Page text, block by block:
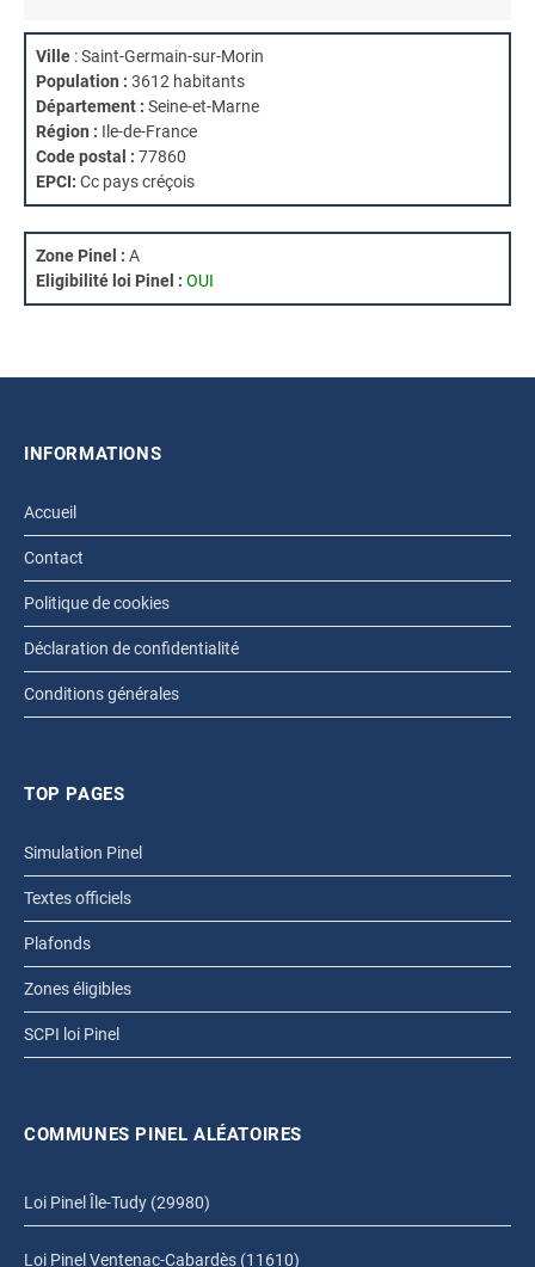
Ville : Saint-Germain-sur-Morin
Population : 3612 habitants
Département : Seine-et-Marne
Région : Ile-de-France
Code postal : 77860
EPCI: Cc pays créçois
Zone Pinel : A
Eligibilité loi Pinel : OUI
INFORMATIONS
Accueil
Contact
Politique de cookies
Déclaration de confidentialité
Conditions générales
TOP PAGES
Simulation Pinel
Textes officiels
Plafonds
Zones éligibles
SCPI loi Pinel
COMMUNES PINEL ALÉATOIRES
Loi Pinel Île-Tudy (29980)
Loi Pinel Ventenac-Cabardès (11610)